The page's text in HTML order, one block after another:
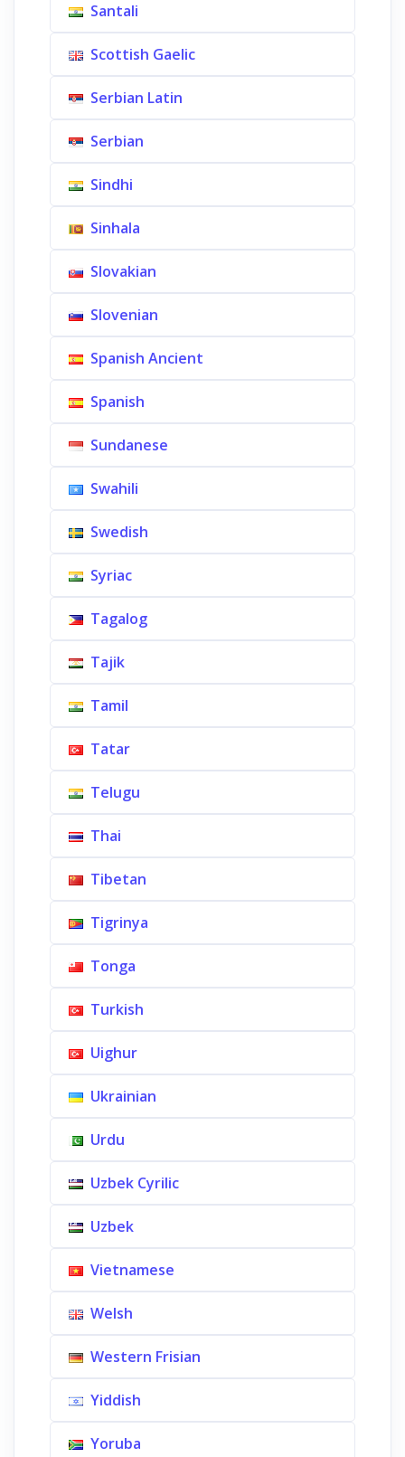
Santali
Scottish Gaelic
Serbian Latin
Serbian
Sindhi
Sinhala
Slovakian
Slovenian
Spanish Ancient
Spanish
Sundanese
Swahili
Swedish
Syriac
Tagalog
Tajik
Tamil
Tatar
Telugu
Thai
Tibetan
Tigrinya
Tonga
Turkish
Uighur
Ukrainian
Urdu
Uzbek Cyrilic
Uzbek
Vietnamese
Welsh
Western Frisian
Yiddish
Yoruba